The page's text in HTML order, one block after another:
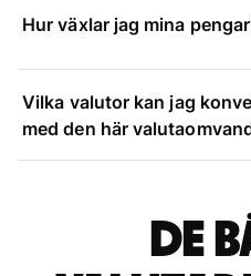
Hur växlar jag mina
Vilka valutor kan jag
med den här
De